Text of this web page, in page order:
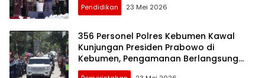
Pendidikan 23 Mei 2026
356 Personel Polres Kebumen Kawal
Kunjungan Presiden Prabowo di
Kebumen, Pengamanan Berlangsung
Aman dan Kondusif